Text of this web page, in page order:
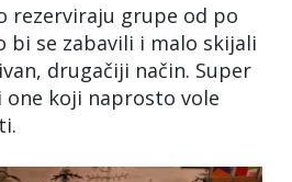
rezerviraju grupe od po
bi se zabavili i malo skijali
drugačiji način. Super
one koji naprosto vole